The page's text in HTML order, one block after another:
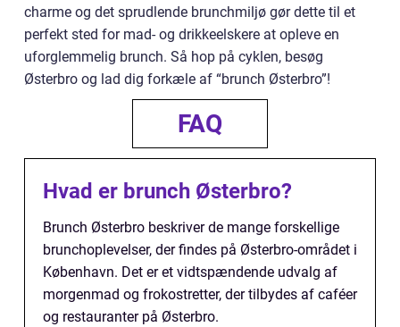
charme og det sprudlende brunchmiljø gør dette til et
perfekt sted for mad- og drikkeelskere at opleve en
uforglemmelig brunch. Så hop på cyklen, besøg
Østerbro og lad dig forkæle af “brunch Østerbro”!
FAQ
Hvad er brunch Østerbro?
Brunch Østerbro beskriver de mange forskellige
brunchoplevelser, der findes på Østerbro-området i
København. Det er et vidtspændende udvalg af
morgenmad og frokostretter, der tilbydes af caféer
og restauranter på Østerbro.